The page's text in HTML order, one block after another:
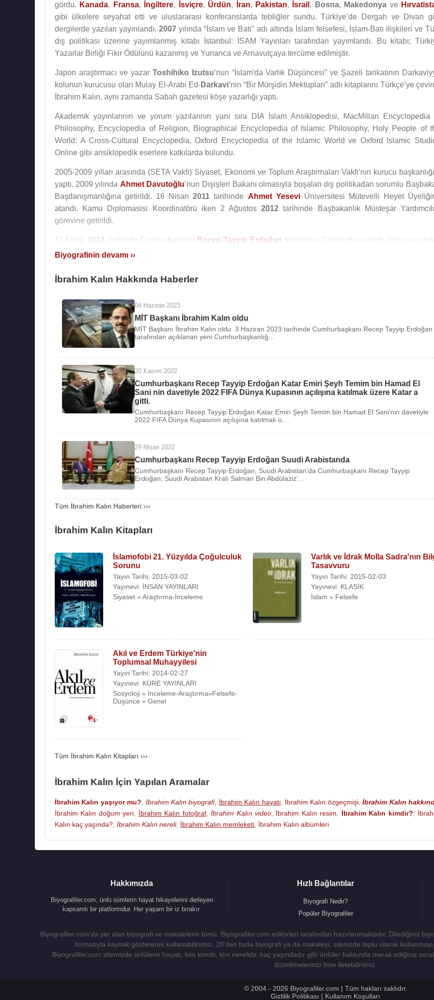
gördu. Kanada, Fransa, İngiltere, İsviçre, Ürdün, İran, Pakistan, İsrail , Bosna, Makedonya ve
gibi ülkelere seyahat etti ve uluslararası konferanslarda tebliğler sundu. Türkiye’de Dergah ve Divan
dergilerde yazıları yayınlandı.2007 yılında “İslam ve Batı” adı altında İslam felsefesi, İslam-Batı ilişkileri ve
dış politikası üzerine yayımlanmış kitabı İstanbul: İSAM Yayınları tarafından yayımlandı. Bu kitabı;
Yazarlar Birliği Fikir Ödülünü kazanmış ve Yunanca ve Arnavutçaya tercüme edilmiştir.
Japon araştırmacı ve yazar Toshihiko Izutsu’nun “İslam'da Varlık Düşüncesi” ve Şazeli tarikatının
kolunun kurucusu olan Mulay El-Arabi Ed-Darkavi’nin “Bir Mürşidin Mektupları” adlı kitaplarını Türkçe’ye
İbrahim Kalın, aynı zamanda Sabah gazetesi köşe yazarlığı yaptı.
Akademik yayınlarının ve yorum yazılarının yanı sıra DİA İslam Ansiklopedisi, MacMillan Encyclopedia
Philosophy, Encyclopedia of Religion, Biographical Encyclopedia of Islamic Philosophy, Holy People of
World: A Cross-Cultural Encyclopedia, Oxford Encyclopedia of the Islamic World ve Oxford Islamic
Online gibi ansiklopedik eserlere katkılarda bulundu.
2005-2009 yılları arasında (SETA Vakfı) Siyaset, Ekonomi ve Toplum Araştırmaları Vakfı’nın kurucu
yaptı. 2009 yılında Ahmet Davutoğlu’nun Dışişleri Bakanı olmasıyla boşalan dış politikadan sorumlu
Başdanışmanlığına getirildi. 16 Nisan2011 tarihinde Ahmet YeseviÜniversitesi Mütevelli Heyet
atandı. Kamu Diplomasisi Koordinatörü iken 2 Ağustos2012 tarihinde Başbakanlık Müsteşar
görevine getirildi.
11 Aralık 2014 tarihinde Cumhurbaşkanı Recep Tayyip Erdoğan tarafından Cumhurbaşkanlığı Sözcüsü
atandı. Cumhurbaşkanlığı Sözcüsü, Cumhurbaşkanı adına açıklama yapabileceği gibi, gerekli hallerde
İbrahim Kalın,1992yılında Neriman Kalın ile evlendi. Rumeysa ve Dilruba adında iki kızı vardır.
İbrahim Kalın, 9 Kasım2018tarihinde Resmi Gazete'de yayımlanan kararlara göre "Büyükelçi" unvanı
Cumhurbaşkanlığı Başdanışmanlığına atandı.
Millî İstihbarat Teşkilatı’nın (MİT ) 13 yıl kesintisiz başkanlığını yürüten
'ın 3 Haziran 2023
CumhurbaşkanıRecep Tayyip Erdoğan
Bakanlığı görevine atanmasıyla boşalanMillî İstihbarat Teşkilatı’nın (MİT) başkanlığınaİbrahim
atanmıştır.
Kitapları:
2017 - Sömürgecilik ve Eğitim (Derleyici: Gail P. Kelly - Philip G. Altbach - Çevirmen:İbrahim Kalın)
2016 - Ben, öteki ve ötesi
2013 - Akıl ve Erdem Türkiye'nin Toplumsal Muhayyilesi
2011 - Enine Boyuna Türkiye
2007 - İslam ve Batı
Biyografinin devamı ››
İbrahim Kalın Hakkında Haberler
04 Haziran 2023
MİT Başkanı İbrahim Kalın oldu
MİT Başkanı İbrahim Kalın oldu. 3 Haziran 2023 tarihinde Cumhurbaşkanı Recep Tayyip Erdoğan
tarafından açıklanan yeni Cumhurbaşkanlığ...
20 Kasım 2022
Cumhurbaşkanı Recep Tayyip Erdoğan Katar Emiri Şeyh Temim bin Hamad El
Sani nin davetiyle 2022 FIFA Dünya Kupasının açılışına katılmak üzere Katar a
gitti.
Cumhurbaşkanı Recep Tayyip Erdoğan Katar Emiri Şeyh Temim bin Hamad El Sani'nin davetiyle
2022 FIFA Dünya Kupasının açılışına katılmak ü...
29 Nisan 2022
Cumhurbaşkanı Recep Tayyip Erdoğan Suudi Arabistanda
Cumhurbaşkanı Recep Tayyip Erdoğan, Suudi Arabistan’da Cumhurbaşkanı Recep Tayyip
Erdoğan, Suudi Arabistan Kralı Salman Bin Abdülaziz’...
Tüm İbrahim Kalın Haberleri ›››
İbrahim Kalın Kitapları
İslamofobi 21. Yüzyılda Çoğulculuk
Sorunu
Yayın Tarihi: 2015-03-02
Yayınevi: İNSAN YAYINLARI
Siyaset » Araştırma-İnceleme
Varlık ve İdrak Molla Sadra'nın
Tasavvuru
Yayın Tarihi: 2015-02-03
Yayınevi: KLASİK
İslam » Felsefe
Akıl ve Erdem Türkiye'nin
Toplumsal Muhayyilesi
Yayın Tarihi: 2014-02-27
Yayınevi: KÜRE YAYINLARI
Sosyoloji » İnceleme-Araştırma»Felsefe-
Düşünce » Genel
Tüm İbrahim Kalın Kitapları ›››
İbrahim Kalın İçin Yapılan Aramalar
İbrahim Kalın yaşıyor mu? İbrahim Kalın biyografi, İbrahim Kalın hayatı İbrahim Kalın özgeçmişi,İbrahim Kalın
İbrahim Kalın doğum yeri
İbrahim Kalın fotoğraf,İbrahim Kalın video, İbrahim Kalın resim İbrahim Kalın kimdir?
Kalın kaç yaşında? İbrahim Kalın nereli, İbrahim Kalın memleketi İbrahim Kalın albümleri
Hakkımızda
Biyografiler.com, ünlü isimlerin hayat hikayelerini derleyen
kapsamlı bir platformdur. Her yaşam bir iz bırakır.
Hızlı Bağlantılar
Biyografi Nedir?
Popüler Biyografiler
Biyografiler.com'da yer alan biyografi ve makalelerin tümü, Biyografiler.com editörleri tarafından hazırlanmaktadır. Dilediğiniz
formatıyla kaynak göstererek kullanabilirsiniz. 20'den fazla biyografi ya da makaleyi, sitenizde toplu olarak
Biyografiler.com sitemizde ünlülerin hayatı, kim kimdir, kim nerelidir, kaç yaşındadır gibi ünlüler hakkında merak ettiğiniz
düzeltmelerinizi bize iletebilirsiniz.
© 2004 - 2026 Biyografiler.com | Tüm hakları saklıdır.
Gizlilik Politikası | Kullanım Koşulları